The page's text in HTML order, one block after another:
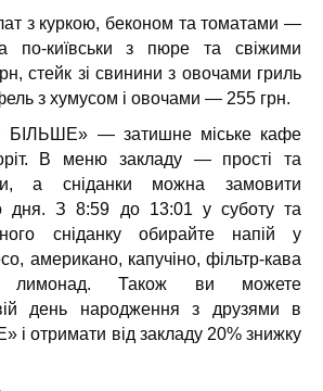
з куркою, беконом та томатами —
по-київськи з пюре та свіжими
стейк зі свинини з овочами гриль
з хумусом і овочами — 255 грн.
БІЛЬШЕ» — затишне міське кафе
В меню закладу — прості та
а сніданки можна замовити
дня. З 8:59 до 13:01 у суботу та
сніданку обирайте напій у
американо, капучіно, фільтр-кава
лимонад. Також ви можете
день народження з друзями в
отримати від закладу 20% знижку